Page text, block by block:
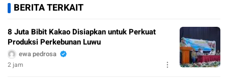
BERITA TERKAIT
8 Juta Bibit Kakao Disiapkan untuk Perkuat
Produksi Perkebunan Luwu
ewa pedrosa
2 jam